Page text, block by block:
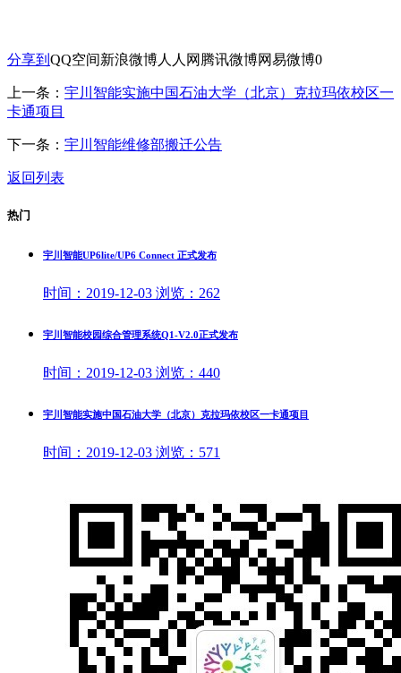
分享到 QQ空间新浪微博人人网 腾讯微博网易微博0
上一条： 宇川智能实施中国石油大学（北京）克拉玛依校区一
卡通项目
下一条： 宇川智能维修部搬迁公告
返回列表
热门
宇川智能UP6lite/UP6 Connect 正式发布
时间： 2019-12-03 浏览： 262
宇川智能校园综合管理系统Q1-V2.0正式发布
时间： 2019-12-03 浏览： 440
宇川智能实施中国石油大学（北京）克拉玛依校区一卡通项目
时间： 2019-12-03 浏览： 571